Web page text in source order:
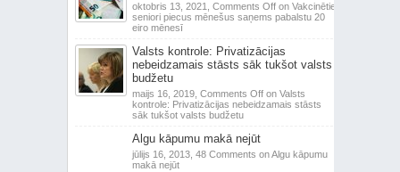
oktobris 13, 2021, Comments Offon Vakcinētie
seniori piecus mēnešus saņems pabalstu 20
eiro mēnesī
Valsts kontrole: Privatizācijas
nebeidzamais stāsts sāk tukšot valsts
budžetu
maijs 16, 2019, Comments Offon Valsts
kontrole: Privatizācijas nebeidzamais stāsts
sāk tukšot valsts budžetu
Algu kāpumu makā nejūt
jūlijs 16, 2013, 48 Comments on Algu kāpumu
makā nejūt